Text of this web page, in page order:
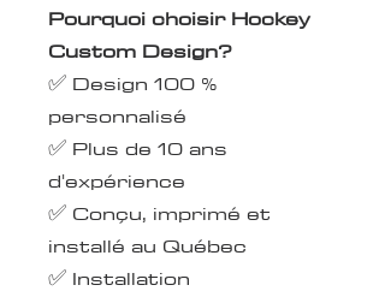
Pourquoi choisir Hockey
Custom Design?
✅ Design 100 %
personnalisé
✅ Plus de 10 ans
d'expérience
✅ Conçu, imprimé et
installé au Québec
✅ Installation